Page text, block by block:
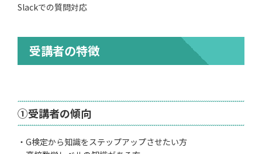
Slackでの質問対応
受講者の特徴
①受講者の傾向
・G検定から知識をステップアップさせたい方